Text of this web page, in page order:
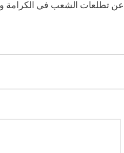
عن تطلعات الشعب في الكرامة